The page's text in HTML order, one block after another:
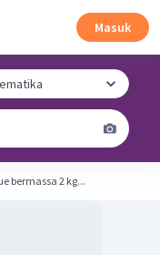
Masuk
bermassa 2 kg...